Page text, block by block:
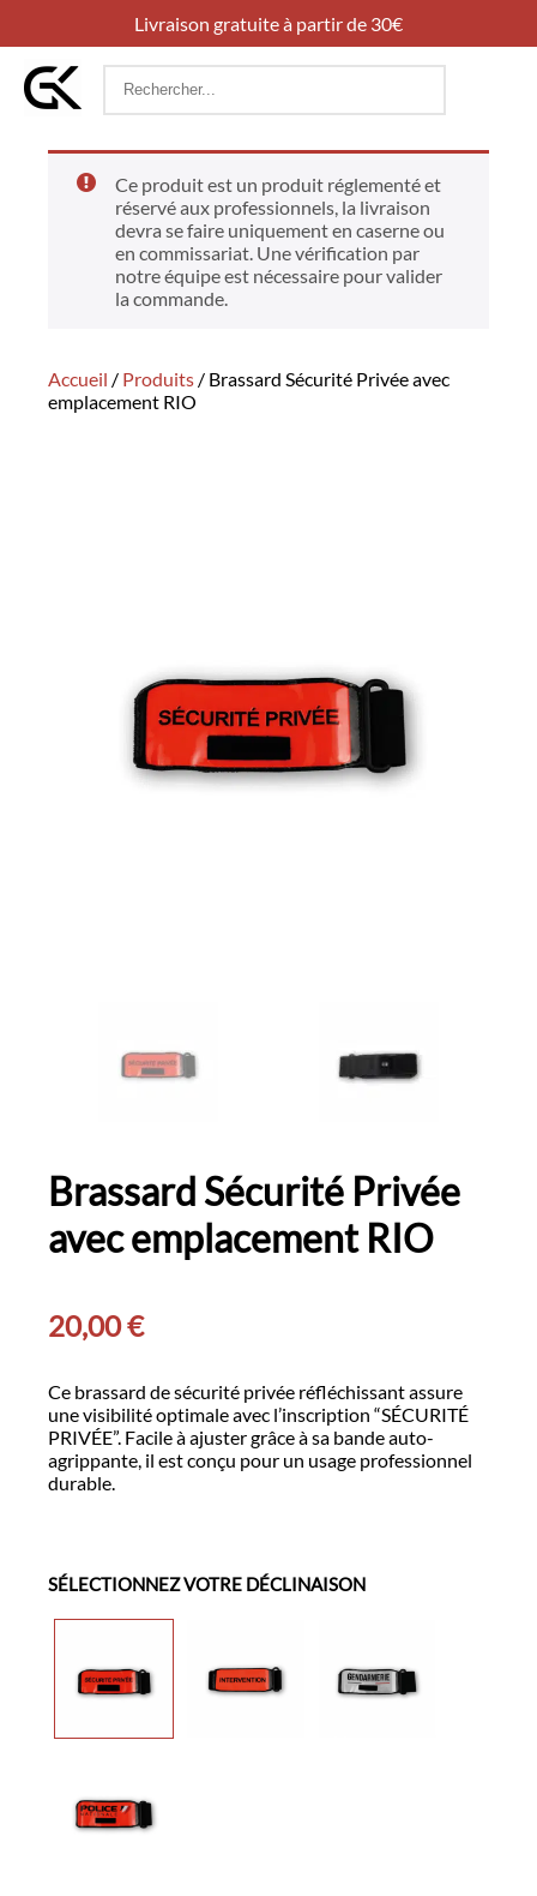
Livraison gratuite à partir de 30€
Rechercher
Ce produit est un produit réglementé et
réservé aux professionnels, la livraison
devra se faire uniquement en caserne ou
en commissariat. Une vérification par
notre équipe est nécessaire pour valider
la commande.
Accueil / Produits / Brassard Sécurité Privée avec
emplacement RIO
Brassard Sécurité Privée
avec emplacement RIO
20,00€
Ce brassard de sécurité privée réfléchissant assure
une visibilité optimale avec l’inscription “SÉCURITÉ
PRIVÉE”. Facile à ajuster grâce à sa bande auto-
agrippante, il est conçu pour un usage professionnel
durable.
SÉLECTIONNEZ VOTRE DÉCLINAISON